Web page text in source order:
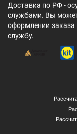
Доставка по РФ -
службами. Вы
оформлении заказа
службу.